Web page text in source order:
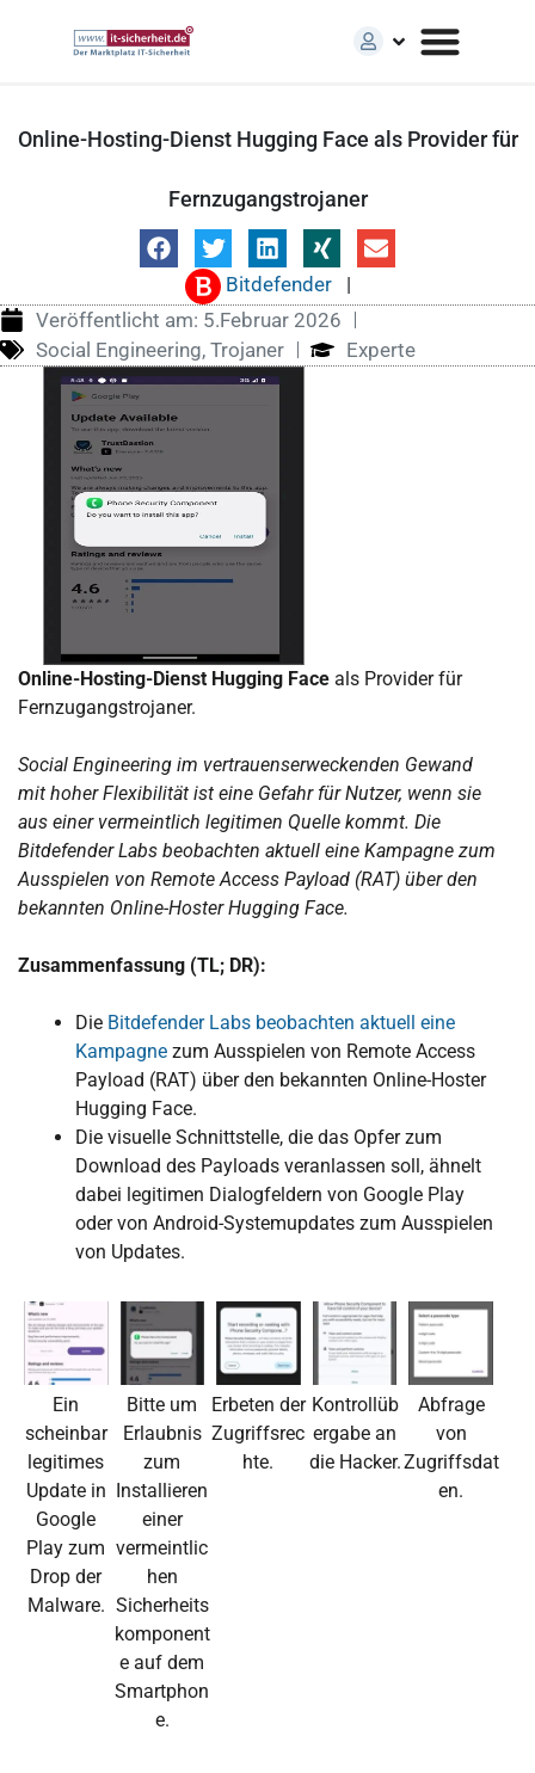
Online-Hosting-Dienst Hugging Face als Provider für
Fernzugangstrojaner
Bitdefender
|
Veröffentlicht am: 5.Februar 2026
Social Engineering, Trojaner Experte
Online-Hosting-Dienst Hugging Face als Provider für
Fernzugangstrojaner.
Social Engineering im vertrauenserweckenden Gewand
mit hoher Flexibilität ist eine Gefahr für Nutzer, wenn sie
aus einer vermeintlich legitimen Quelle kommt. Die
Bitdefender Labs beobachten aktuell eine Kampagne zum
Ausspielen von Remote Access Payload (RAT) über den
bekannten Online-Hoster Hugging Face.
Zusammenfassung (TL; DR):
Die Bitdefender Labs beobachten aktuell eine
Kampagne zum Ausspielen von Remote Access
Payload (RAT) über den bekannten Online-Hoster
Hugging Face.
Die visuelle Schnittstelle, die das Opfer zum
Download des Payloads veranlassen soll, ähnelt
dabei legitimen Dialogfeldern von Google Play
oder von Android-Systemupdates zum Ausspielen
von Updates.
Ein
scheinbar
legitimes
Update in
Google
Play zum
Drop der
Malware.
Bitte um
Erlaubnis
zum
Installieren
einer
vermeintlic
hen
Sicherheits
komponent
e auf dem
Smartphon
e.
Erbeten der
Zugriffsrec
hte.
Kontrollüb
ergabe an
die Hacker.
Abfrage
von
Zugriffsdat
en.